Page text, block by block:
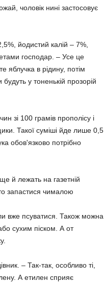
чоловік нині застосовує
йодистий калій – 7%,
господар. – Усе це
яблучка в рідину, потім
у тоненькій прозорій
зі 100 грамів прополісу і
Такої суміші йде лише 0,5
обов'язково потрібно
й лежать на газетній
запастися чималою
вже псуватися. Також можна
сухим піском. А от
– Так-так, особливо ті,
А етилен сприяє